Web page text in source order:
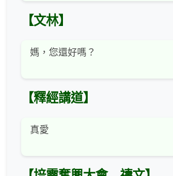
【文林】
媽，您還好嗎？
【釋經講道】
真愛